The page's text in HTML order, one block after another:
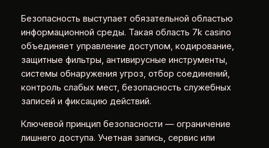
Безопасность выступает обязательной областью
информационной среды. Такая область 7k casino
объединяет управление доступом, кодирование,
защитные фильтры, антивирусные инструменты,
системы обнаружения угроз, отбор соединений,
контроль слабых мест, безопасность служебных
записей и фиксацию действий.
Ключевой принцип безопасности — ограничение
лишнего доступа. Учетная запись, сервис или